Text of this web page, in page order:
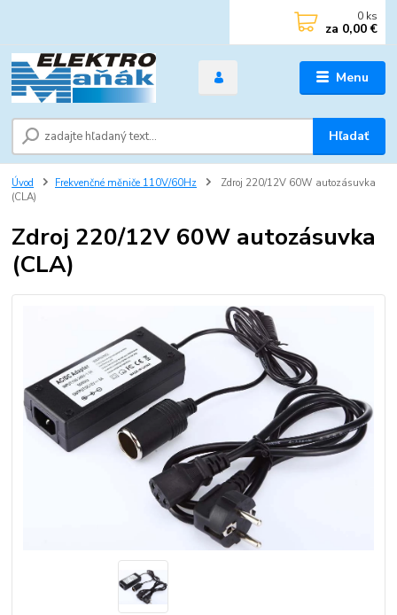
Menu
Hľadať
0 ks
za 0,00 €
Úvod Frekvenčné měniče 110V/60Hz
Zdroj 220/12V 60W autozásuvka
(CLA)
Zdroj 220/12V 60W autozásuvka
(CLA)